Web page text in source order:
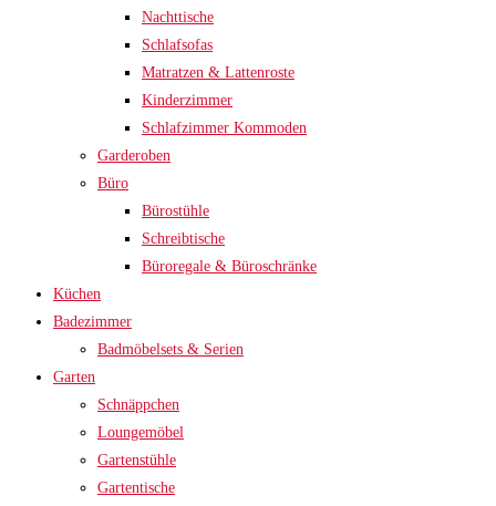
Nachttische
Schlafsofas
Matratzen & Lattenroste
Kinderzimmer
Schlafzimmer Kommoden
Garderoben
Büro
Bürostühle
Schreibtische
Büroregale & Büroschränke
Küchen
Badezimmer
Badmöbelsets & Serien
Garten
Schnäppchen
Loungemöbel
Gartenstühle
Gartentische